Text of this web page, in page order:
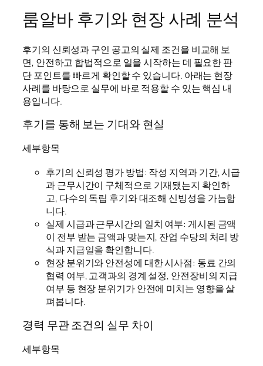
룸알바 후기와 현장 사례 분석
후기의 신뢰성과 구인 공고의 실제 조건을 비교해 보
면, 안전하고 합법적으로 일을 시작하는 데 필요한 판
단 포인트를 빠르게 확인할 수 있습니다. 아래는 현장
사례를 바탕으로 실무에 바로 적용할 수 있는 핵심 내
용입니다.
후기를 통해 보는 기대와 현실
세부항목
후기의 신뢰성 평가 방법: 작성 지역과 기간, 시급
과 근무시간이 구체적으로 기재됐는지 확인하
고, 다수의 독립 후기와 대조해 신빙성을 가늠합
니다.
실제 시급과 근무시간의 일치 여부: 게시된 금액
이 전부 받는 금액과 맞는지, 잔업 수당의 처리 방
식과 지급일을 확인합니다.
현장 분위기와 안전성에 대한 시사점: 동료 간의
협력 여부, 고객과의 경계 설정, 안전장비의 지급
여부 등 현장 분위기가 안전에 미치는 영향을 살
펴봅니다.
경력 무관 조건의 실무 차이
세부항목